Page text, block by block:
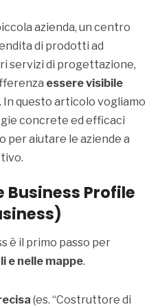
azienda, un centro
di prodotti ad
servizi di progettazione,
essere visibile
. In questo articolo vogliamo
concrete ed efficaci
per aiutare le aziende a
Business Profile
)
è il primo passo per
e nelle mappe.
(es. “Costruttore di